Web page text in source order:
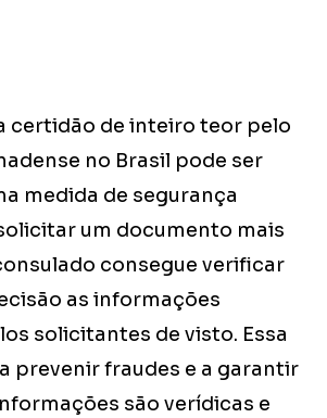
certidão de inteiro teor pelo
no Brasil pode ser
medida de segurança
um documento mais
consegue verificar
as informações
solicitantes de visto. Essa
prevenir fraudes e a garantir
são verídicas e